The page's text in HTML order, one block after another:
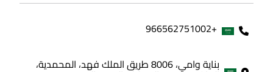
+966562751002
بناية وامي، 8006 طريق الملك فهد، المحمدية،